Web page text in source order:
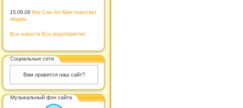
15.09.09 Маг Сан-Ал-Мин помогает
людям.
Все новости Все мероприятия
Социальные сети
Вам нравится наш сайт?
Музыкальный фон сайта